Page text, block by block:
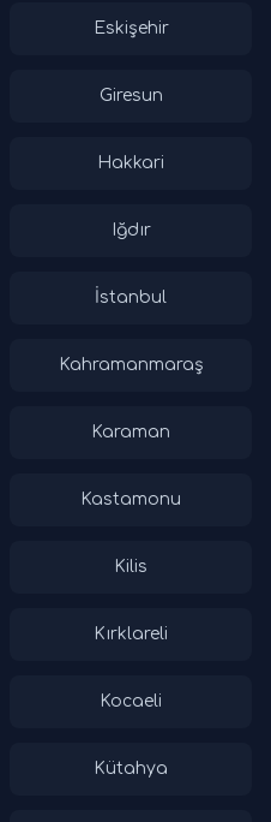
Eskişehir
Giresun
Hakkari
Iğdır
İstanbul
Kahramanmaraş
Karaman
Kastamonu
Kilis
Kırklareli
Kocaeli
Kütahya